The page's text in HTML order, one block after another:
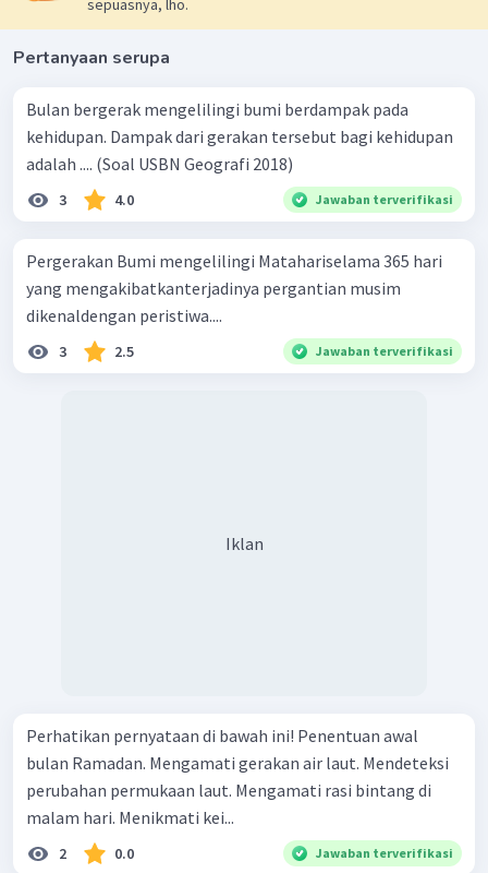
sepuasnya, lho.
Pertanyaan serupa
Bulan bergerak mengelilingi bumi berdampak pada
kehidupan. Dampak dari gerakan tersebut bagi kehidupan
adalah .... (Soal USBN Geografi 2018)
3 4.0 Jawaban terverifikasi
Pergerakan Bumi mengelilingi Matahariselama 365 hari
yang mengakibatkanterjadinya pergantian musim
dikenaldengan peristiwa....
3 2.5 Jawaban terverifikasi
Iklan
Perhatikan pernyataan di bawah ini! Penentuan awal
bulan Ramadan. Mengamati gerakan air laut. Mendeteksi
perubahan permukaan laut. Mengamati rasi bintang di
malam hari. Menikmati kei...
2 0.0 Jawaban terverifikasi